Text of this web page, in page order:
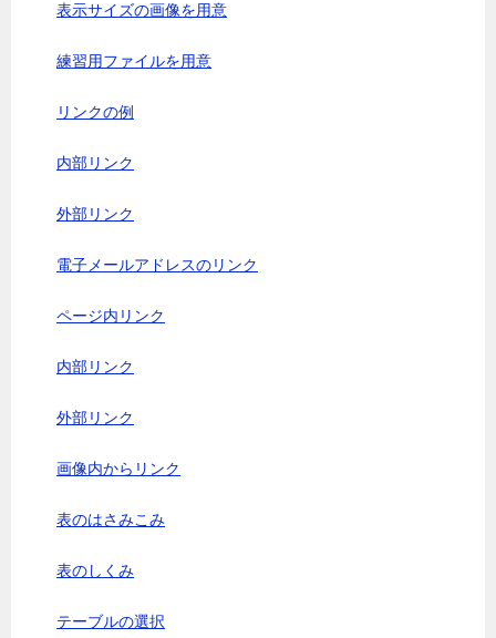
表示サイズの画像を用意
練習用ファイルを用意
リンクの例
内部リンク
外部リンク
電子メールアドレスのリンク
ページ内リンク
内部リンク
外部リンク
画像内からリンク
表のはさみこみ
表のしくみ
テーブルの選択